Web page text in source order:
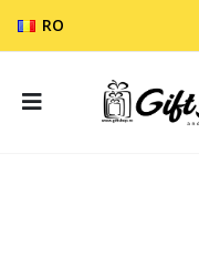
RO